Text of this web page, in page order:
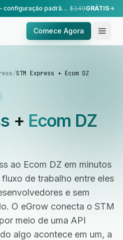
Configuração feita para você — configuração padrão, realizada pela nossa equipe. $149GRÁTIS
Comece Agora
/STM Express + Ecom DZ
+ Ecom DZ
ao Ecom DZ em minutos
de trabalho entre eles
e sem
O eGrow conecta o STM
meio de uma API
algo acontece em um, a